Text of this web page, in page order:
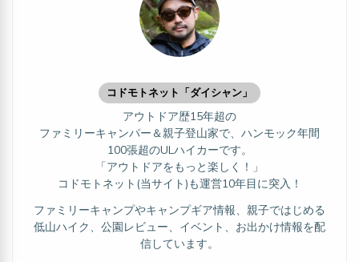
コドモトネット「ダイシャン」
アウトドア歴15年超の
ファミリーキャンパー＆親子登山家で、ハンモック年間
100張超のULハイカーです。
「アウトドアをもっと楽しく！」
コドモトネット(当サイト)も運営10年目に突入！
ファミリーキャンプやキャンプギア情報、親子ではじめる
低山ハイク、公園レビュー、イベント、お出かけ情報を配
信しています。